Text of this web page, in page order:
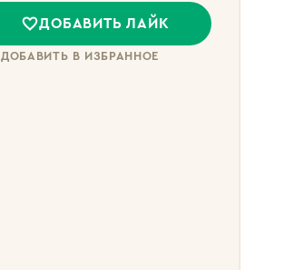
ДОБАВИТЬ ЛАЙК
ДОБАВИТЬ В ИЗБРАННОЕ